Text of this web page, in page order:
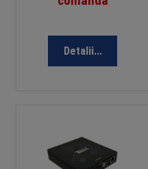
Detalii...